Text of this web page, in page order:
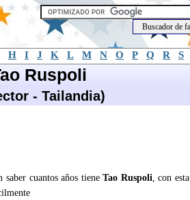
H I J K L M N O P Q R S
Ruspoli
- Tailandia)
cuantos años tieneTao Ruspoli, con esta